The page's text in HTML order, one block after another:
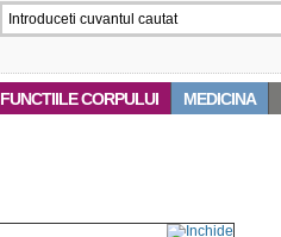
FUNCTIILE CORPULUI MEDICINA